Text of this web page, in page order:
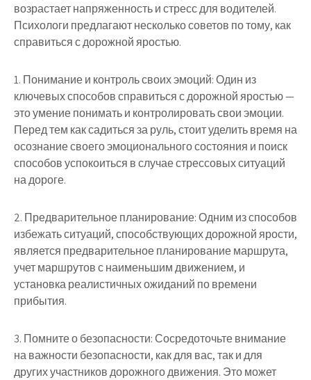
возрастает напряженность и стресс для водителей.
Психологи предлагают несколько советов по тому, как
справиться с дорожной яростью.
1. Понимание и контроль своих эмоций: Один из
ключевых способов справиться с дорожной яростью —
это умение понимать и контролировать свои эмоции.
Перед тем как садиться за руль, стоит уделить время на
осознание своего эмоционального состояния и поиск
способов успокоиться в случае стрессовых ситуаций
на дороге.
2. Предварительное планирование: Одним из способов
избежать ситуаций, способствующих дорожной ярости,
является предварительное планирование маршрута,
учет маршрутов с наименьшим движением, и
установка реалистичных ожиданий по времени
прибытия.
3. Помните о безопасности: Сосредоточьте внимание
на важности безопасности, как для вас, так и для
других участников дорожного движения. Это может